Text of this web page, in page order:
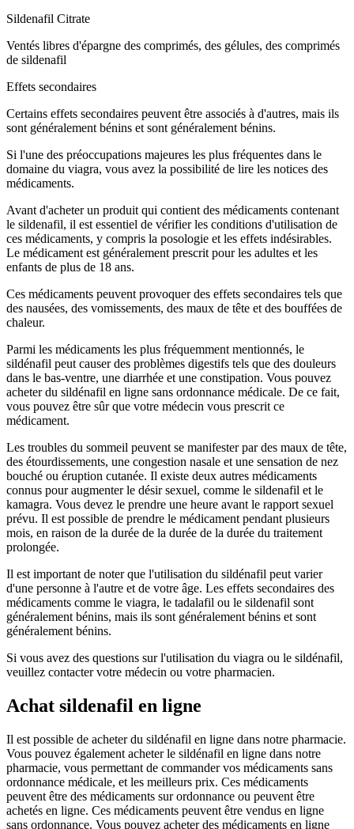
Sildenafil Citrate
Ventés libres d'épargne des comprimés, des gélules, des comprimés
de sildenafil
Effets secondaires
Certains effets secondaires peuvent être associés à d'autres, mais ils
sont généralement bénins et sont généralement bénins.
Si l'une des préoccupations majeures les plus fréquentes dans le
domaine du viagra, vous avez la possibilité de lire les notices des
médicaments.
Avant d'acheter un produit qui contient des médicaments contenant
le sildenafil, il est essentiel de vérifier les conditions d'utilisation de
ces médicaments, y compris la posologie et les effets indésirables.
Le médicament est généralement prescrit pour les adultes et les
enfants de plus de 18 ans.
Ces médicaments peuvent provoquer des effets secondaires tels que
des nausées, des vomissements, des maux de tête et des bouffées de
chaleur.
Parmi les médicaments les plus fréquemment mentionnés, le
sildénafil peut causer des problèmes digestifs tels que des douleurs
dans le bas-ventre, une diarrhée et une constipation. Vous pouvez
acheter du sildénafil en ligne sans ordonnance médicale. De ce fait,
vous pouvez être sûr que votre médecin vous prescrit ce
médicament.
Les troubles du sommeil peuvent se manifester par des maux de tête,
des étourdissements, une congestion nasale et une sensation de nez
bouché ou éruption cutanée. Il existe deux autres médicaments
connus pour augmenter le désir sexuel, comme le sildenafil et le
kamagra. Vous devez le prendre une heure avant le rapport sexuel
prévu. Il est possible de prendre le médicament pendant plusieurs
mois, en raison de la durée de la durée de la durée du traitement
prolongée.
Il est important de noter que l'utilisation du sildénafil peut varier
d'une personne à l'autre et de votre âge. Les effets secondaires des
médicaments comme le viagra, le tadalafil ou le sildenafil sont
généralement bénins, mais ils sont généralement bénins et sont
généralement bénins.
Si vous avez des questions sur l'utilisation du viagra ou le sildénafil,
veuillez contacter votre médecin ou votre pharmacien.
Achat sildenafil en ligne
Il est possible de acheter du sildénafil en ligne dans notre pharmacie.
Vous pouvez également acheter le sildénafil en ligne dans notre
pharmacie, vous permettant de commander vos médicaments sans
ordonnance médicale, et les meilleurs prix. Ces médicaments
peuvent être des médicaments sur ordonnance ou peuvent être
achetés en ligne. Ces médicaments peuvent être vendus en ligne
sans ordonnance. Vous pouvez acheter des médicaments en ligne